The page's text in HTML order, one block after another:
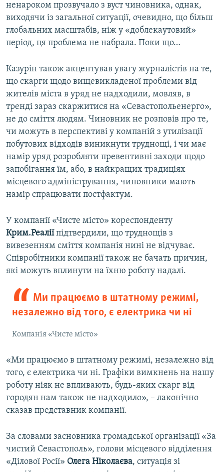
ненароком прозвучало з вуст чиновника, однак,
виходячи із загальної ситуації, очевидно, що більш
глобальних масштабів, ніж у «доблекаутовий»
період, ця проблема не набрала. Поки що…
Казурін також акцентував увагу журналістів на те,
що скарги щодо вищевикладеної проблеми від
жителів міста в уряд не надходили, мовляв, в
тренді зараз скаржитися на «Севастопольенерго»,
не до сміття людям. Чиновник не розповів про те,
чи можуть в перспективі у компаній з утилізації
побутових відходів виникнути труднощі, і чи має
намір уряд розробляти превентивні заходи щодо
запобігання їм, або, в найкращих традиціях
місцевого адміністрування, чиновники мають
намір спрацювати постфактум.
У компанії «Чисте місто» кореспонденту
Крим.Реаліїпідтвердили, що труднощів з
вивезенням сміття компанія нині не відчуває.
Співробітники компанії також не бачать причин,
які можуть вплинути на їхню роботу надалі.
Ми працюємо в штатному режимі,
незалежно від того, є електрика чи ні
Компанія «Чисте місто»
«Ми працюємо в штатному режимі, незалежно від
того, є електрика чи ні. Графіки вимкнень на нашу
роботу ніяк не впливають, будь-яких скарг від
городян нам також не надходило», – лаконічно
сказав представник компанії.
За словами засновника громадської організації «За
чистий Севастополь», голови місцевого відділення
«Ділової Росії» Олега Ніколаєва, ситуація зі